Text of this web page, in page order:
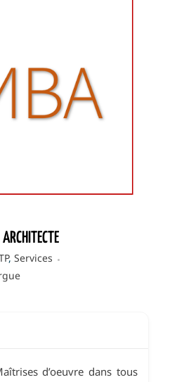
, Services
d’oeuvre dans tous